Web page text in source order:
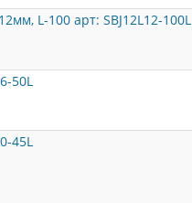
L-100 арт: SBJ12L12-100L
50L
45L